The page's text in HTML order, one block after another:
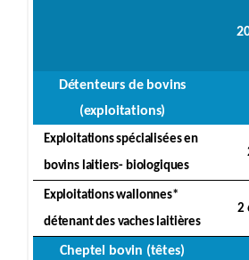
Détenteurs de bovins
(exploitations)
Exploitations spécialisées en
bovins laitiers- biologiques
Exploitations wallonnes*
détenant des vaches laitières
2
Cheptel bovin (têtes)